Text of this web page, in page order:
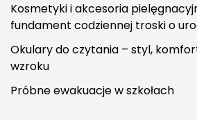
Kosmetyki i akcesoria
fundament codziennej troski o
Okulary do czytania – styl,
wzroku
Próbne ewakuacje w szkołach